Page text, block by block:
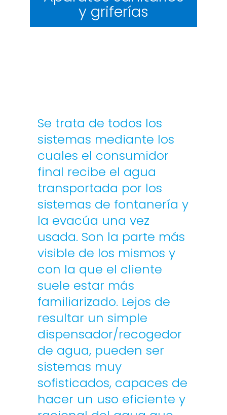
y griferías
Se trata de todos los
sistemas mediante los
cuales el consumidor
final recibe el agua
transportada por los
sistemas de fontanería y
la evacúa una vez
usada. Son la parte más
visible de los mismos y
con la que el cliente
suele estar más
familiarizado. Lejos de
resultar un simple
dispensador/recogedor
de agua, pueden ser
sistemas muy
sofisticados, capaces de
hacer un uso eficiente y